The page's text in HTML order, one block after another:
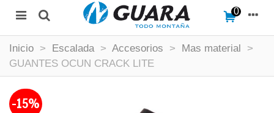
0
Inicio > Escalada > Accesorios > Mas material
>
GUANTES OCUN CRACK LITE
-15%